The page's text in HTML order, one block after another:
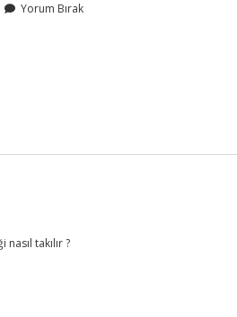
Yorum Bırak
takılır ?